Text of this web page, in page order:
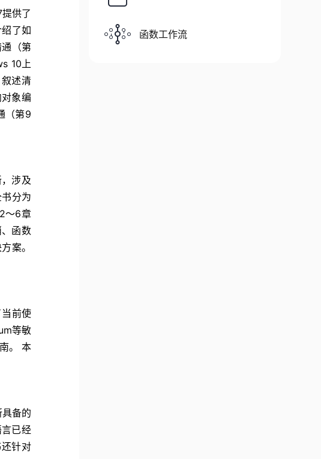
供了
了如
（第
10上
述清
象编
（第9
涉及
分为
～6章
函数
案。
前使
等敏
。 本
备的
已经
针对
函数工作流